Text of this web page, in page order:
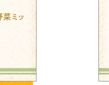
菜ミッ